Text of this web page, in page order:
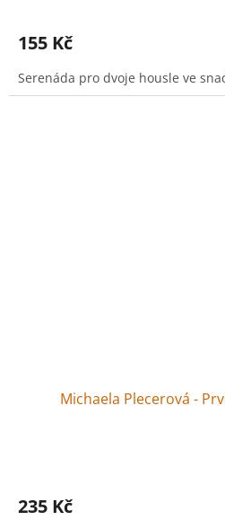
155 Kč
Serenáda pro dvoje housle ve
Michaela Plecerová -
235 Kč